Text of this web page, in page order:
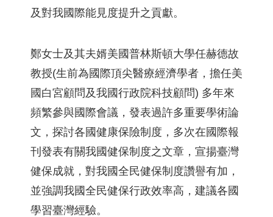
及對我國際能見度提升之貢獻。
鄭女士及其夫婿美國普林斯頓大學任赫德故
教授(生前為國際頂尖醫療經濟學者，擔任美
國白宮顧問及我國行政院科技顧問) 多年來
頻繁參與國際會議，發表過許多重要學術論
文，探討各國健康保險制度，多次在國際報
刊發表有關我國健保制度之文章，宣揚臺灣
健保成就，對我國全民健保制度讚譽有加，
並強調我國全民健保行政效率高，建議各國
學習臺灣經驗。